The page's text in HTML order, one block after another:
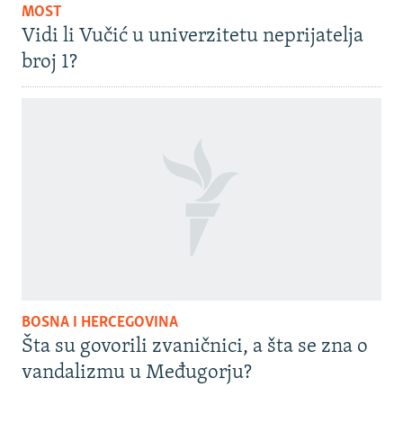
MOST
Vidi li Vučić u univerzitetu neprijatelja
broj 1?
BOSNA I HERCEGOVINA
Šta su govorili zvaničnici, a šta se zna o
vandalizmu u Međugorju?